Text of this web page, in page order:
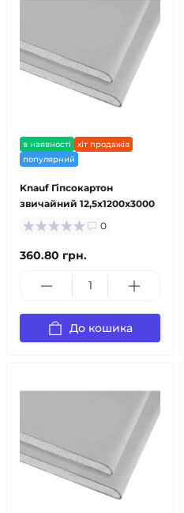
в наявності
хіт продажів
популярний
Knauf Гіпсокартон
звичайний 12,5х1200х3000
0
360.80 грн.
До кошика